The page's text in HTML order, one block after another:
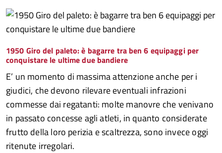
1950 Giro del paleto: è bagarre tra ben 6 equipaggi per
conquistare le ultime due bandiere
E’ un momento di massima attenzione anche per i
giudici, che devono rilevare eventuali infrazioni
commesse dai regatanti: molte manovre che venivano
in passato concesse agli atleti, in quanto considerate
frutto della loro perizia e scaltrezza, sono invece oggi
ritenute irregolari.